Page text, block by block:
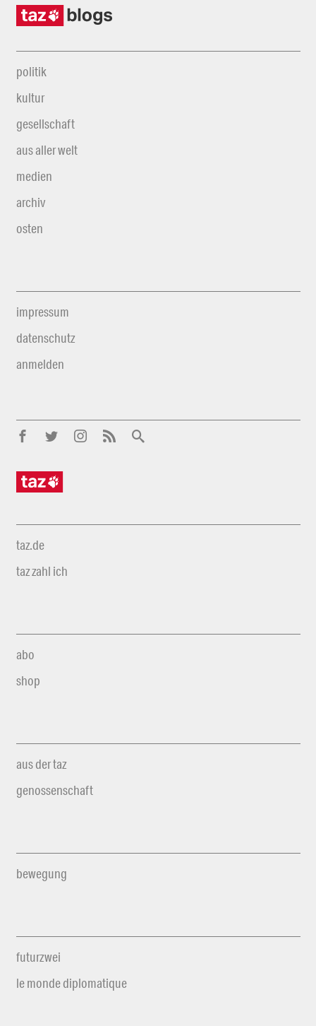
politik
kultur
gesellschaft
aus aller welt
medien
archiv
osten
impressum
datenschutz
anmelden
taz.de
taz zahl ich
abo
shop
aus der taz
genossenschaft
bewegung
futurzwei
le monde diplomatique